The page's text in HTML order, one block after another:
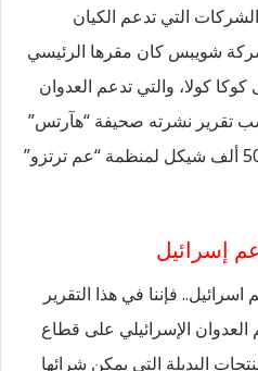
التي تدعم الكيان
شركة شويبس كان مقرها الرئيسي
كولا، والتي تدعم العدوان
تقرير نشرته صحيفة “هآرتس”
الإسرائيلية، حيث تبرعت بنحو 50 ألف شيكل لمنظمة “عم ترتزو”
إسرائيل
فإننا في هذا التقرير
الإسرائيلي على قطاع
البديلة التي يمكن شرائها